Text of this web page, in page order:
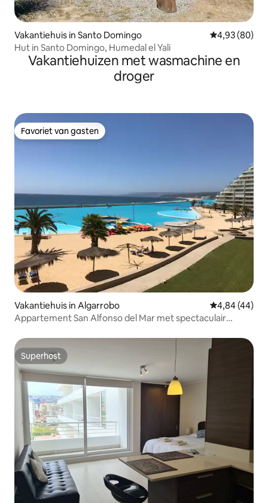
Vakantiehuis in Santo Domingo Gemiddelde
4,93 (80)
Hut in Santo Domingo, Humedal el Yali
Vakantiehuizen met wasmachine en
droger
Favoriet van gasten
Favoriet van gasten
Vakantiehuis in Algarrobo Gemiddelde
4,84 (44)
Appartement San Alfonso del Mar met spectaculair
Superhost
Superhost